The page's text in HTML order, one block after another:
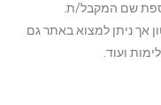
שם המקבל/ת.
אך ניתן למצוא באתר גם
ועוד.